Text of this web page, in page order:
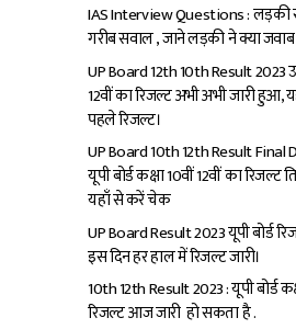
IAS Interview Questions : लड़की
गरीब सवाल , जाने लड़की ने क्या जवाब
UP Board 12th 10th Result 2023
12वीं का रिजल्ट अभी अभी जारी
पहले रिजल्ट।
UP Board 10th 12th Result Final
यूपी बोर्ड कक्षा 10वीं 12वीं का रिजल्ट
यहाँ से करें चेक
UP Board Result 2023 यूपी बोर्ड
इस दिन हर हाल में रिजल्ट जारी।
10th 12th Result 2023 : यूपी बोर्ड
रिजल्ट आज जारी हो सकता है .